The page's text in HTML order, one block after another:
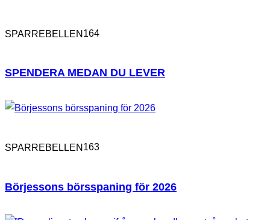
SPARREBELLEN 164
SPENDERA MEDAN DU LEVER
SPARREBELLEN 163
Börjessons börsspaning för 2026